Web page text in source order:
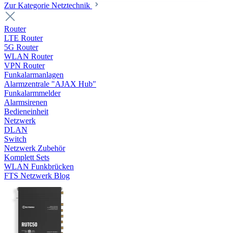
Zur Kategorie Netztechnik
Router
LTE Router
5G Router
WLAN Router
VPN Router
Funkalarmanlagen
Alarmzentrale "AJAX Hub"
Funkalarmmelder
Alarmsirenen
Bedieneinheit
Netzwerk
DLAN
Switch
Netzwerk Zubehör
Komplett Sets
WLAN Funkbrücken
FTS Netzwerk Blog